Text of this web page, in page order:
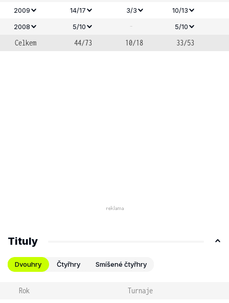
2009
14/17 3/3
10/13
2008
5/10 - 5/10
Celkem 44/73 10/18 33/53
Tituly
Dvouhry Čtyřhry Smíšené čtyřhry
Rok Turnaje